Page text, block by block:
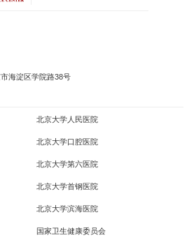
海淀区学院路38号
北京大学人民医院
北京大学口腔医院
北京大学第六医院
北京大学首钢医院
北京大学滨海医院
国家卫生健康委员会